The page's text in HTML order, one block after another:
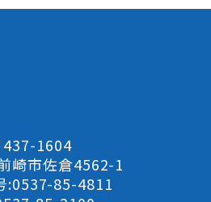
437-1604
崎市佐倉4562-1
:0537-85-4811